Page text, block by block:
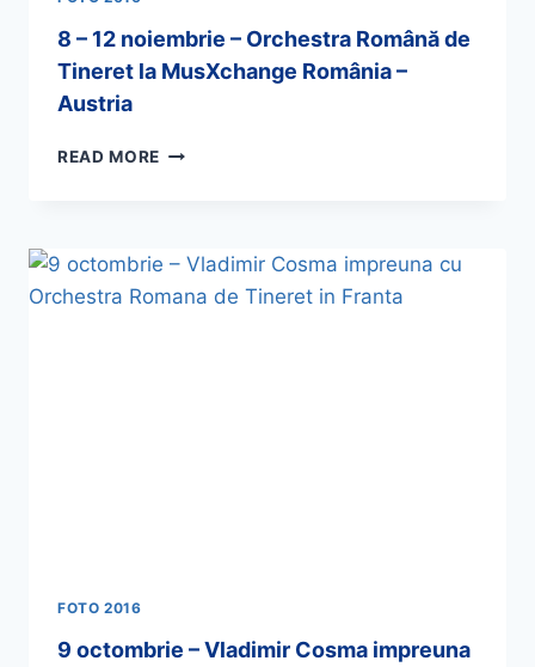
8 – 12 noiembrie – Orchestra Română de
Tineret la MusXchange România –
Austria
READ MORE
FOTO 2016
9 octombrie – Vladimir Cosma impreuna